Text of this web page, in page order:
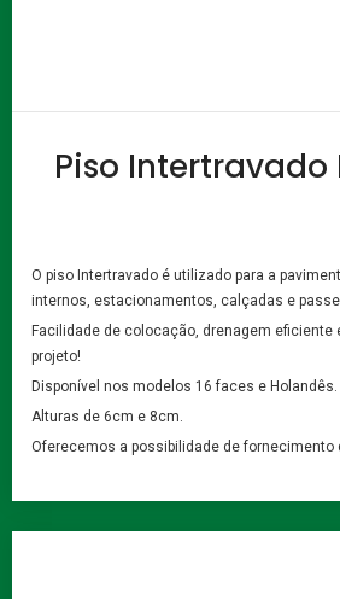
Piso Intertravado
O piso Intertravado é utilizado para a
internos, estacionamentos, calçadas e
Facilidade de colocação, drenagem eficiente
projeto!
Disponível nos modelos 16 faces e Holandês.
Alturas de 6cm e 8cm.
Oferecemos a possibilidade de fornecimento